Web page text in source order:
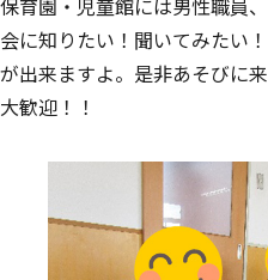
会に知りたい！聞いてみたい
が出来ますよ。是非あそびに
大歓迎！！